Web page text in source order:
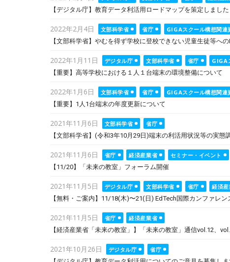
on
【デジタル庁】教育データ利活用ロードマップを策定しました
Posted
on
2022年2月4日 文部科学省 省庁 GIGAスクール構想関連
【文部科学省】やむを得ず学校に登校できない児童生徒等へ
Posted
on
2022年1月11日 デジタル庁 文部科学省 省庁 GIGA
【重要】高等学校における１人１台端末の環境整備について
Posted
on
2022年1月6日 文部科学省 省庁 GIGAスクール構想関連
【重要】1人1台端末の年度更新について
Posted
on
2021年11月6日 文部科学省
省庁
【文部科学省】(令和3年10月29日)端末の利活用状況等の実
Posted
on
2021年11月6日 省庁 経済産業省
セミナー・イベント
【11/20】「未来の教室」フォーラム開催
Posted
on
2021年11月5日 デジタル庁 文部科学省 省庁 経済
【無料・ご案内】11/18(木)〜21(日) EdTech国際カンファレ
Posted
on
2021年11月5日 省庁
経済産業省
【経済産業省「未来の教室」】「未来の教室」通信vol.12、
Posted
on
2021年10月26日 デジタル庁
省庁